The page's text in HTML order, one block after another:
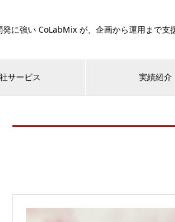
発に強い CoLabMix が、企画から運用まで支
サービス 実績紹介